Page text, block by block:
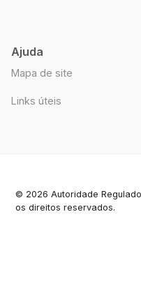
Ajuda
Mapa de site
Links úteis
© 2026 Autoridade
os direitos reservados.